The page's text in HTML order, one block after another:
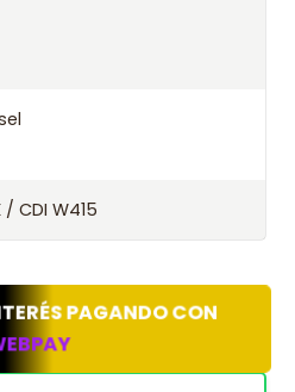
/ CDI W415
PAGANDO CON